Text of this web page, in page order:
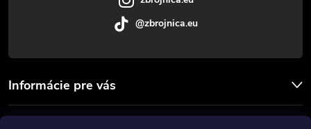
Informácie pre vás
@zbrojnica.eu